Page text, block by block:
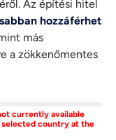
Az építési hitel
hozzáférhet
más
a zökkenőmentes
currently available
country at the